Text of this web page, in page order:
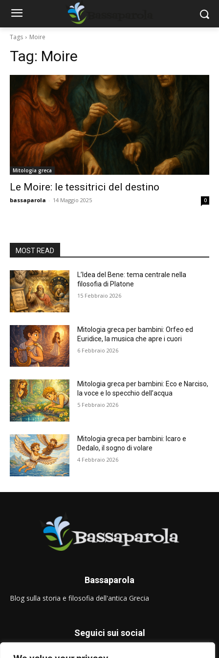
Tags Moire
Tag: Moire
Mitologia greca
Le Moire: le tessitrici del destino
bassaparola - 14 Maggio 2025 0
MOST READ
L’Idea del Bene: tema centrale nella
filosofia di Platone
15 Febbraio 2026
Mitologia greca per bambini: Orfeo ed
Euridice, la musica che apre i cuori
6 Febbraio 2026
Mitologia greca per bambini: Eco e Narciso,
la voce e lo specchio dell’acqua
5 Febbraio 2026
Mitologia greca per bambini: Icaro e
Dedalo, il sogno di volare
4 Febbraio 2026
Bassaparola
Blog sulla storia e filosofia dell'antica Grecia
Seguici sui social